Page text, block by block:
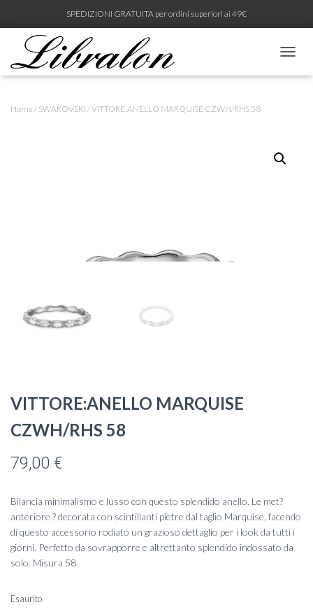
SPEDIZIONI GRATUITA per ordini superiori ai 49€
A
Home / SWAROVSKI / VITTORE:ANELLO MARQUISE CZWH/RHS 58
VITTORE:ANELLO MARQUISE
CZWH/RHS 58
79,00 €
Bilancia minimalismo e lusso con questo splendido anello. Le met?
anteriore ? decorata con scintillanti pietre dal taglio Marquise, facendo
di questo accessorio rodiato un grazioso dettaglio per i look da tutti i
giorni. Perfetto da sovrapporre e altrettanto splendido indossato da
solo. Misura 58
Esaurito